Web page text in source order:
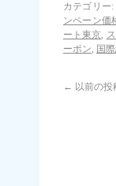
カテゴリー:
ンペーン価
ート東京,
ーポン, 国
← 以前の投